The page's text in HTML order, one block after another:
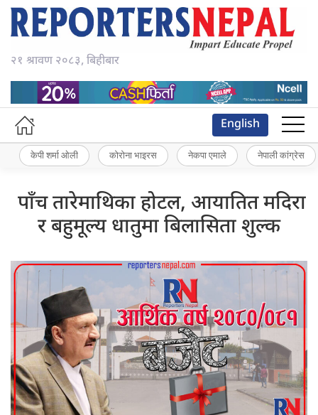
२१ श्रावण २०८३, बिहीबार
English
केपी शर्मा ओली कोरोना भाइरस नेकपा एमाले नेपाली कांग्रेस
पाँच तारेमाथिका होटल, आयातित मदिरा
र बहुमूल्य धातुमा बिलासिता शुल्क